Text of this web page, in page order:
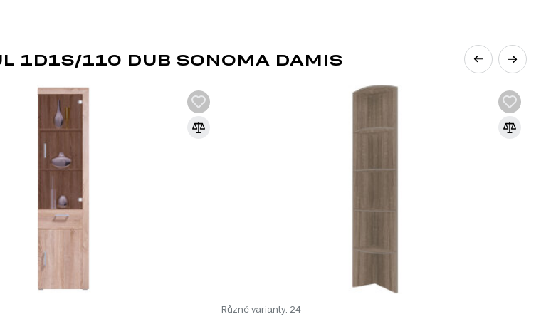
Pokud hledáte způsob, jak oživit svůj domov, moderní styl je ideální volbou.
Doporučujeme kombinovat moderní nábytek s industriálními prvky nebo přírodními
doplňky, což podtrhne jeho jedinečnost a vytvoří příjemnou atmosféru.
Nezapomeňte také na doplňky, jako jsou minimalistické lampy nebo umělecké obrazy,
které dokonale doplní celkový dojem. Vybírejte s rozmyslem a užijte si krásu
moderního designu ve vašem domově!
1D1S/110 DUB SONOMA DAMIS
Různé varianty: 24